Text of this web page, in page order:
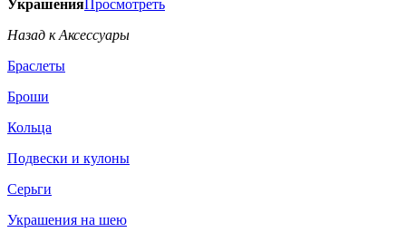
УкрашенияПросмотреть
Назад к Аксессуары
Браслеты
Броши
Кольца
Подвески и кулоны
Серьги
Украшения на шею